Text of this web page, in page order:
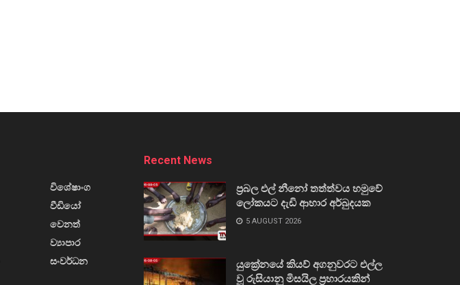
විශේෂාංග
වීඩියෝ
වෙනත්
ව්‍යාපාර
සංවර්ධන
Recent News
ප්‍රබල එල් නීනෝ තත්ත්වය හමුවේ
ලෝකයට දැඩි ආහාර අර්බුදයක
5 AUGUST 2026
යුක්‍රේනයේ කියව් අගනුවරට එල්ල
වූ රුසියානු මිසයිල ප්‍රහාරයකින්